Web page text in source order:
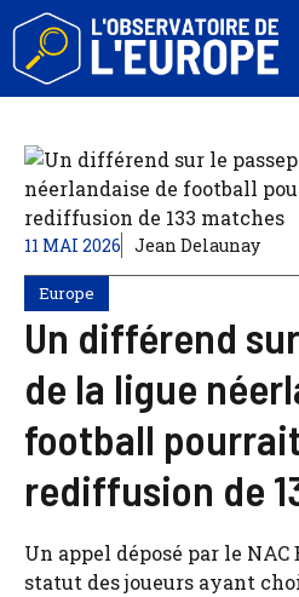
Aller
contenu
11 MAI 2026 Jean Delaunay
Europe
Un différend
de la ligue
football
rediffusion de
Un appel déposé par le
statut des joueurs ayant